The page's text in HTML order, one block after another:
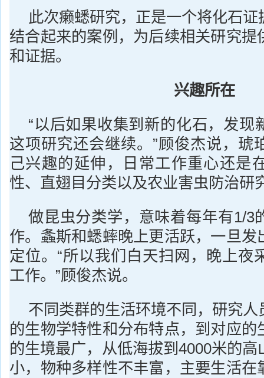
此次癞蟋研究，正是一个将化石
结合起来的案例，为后续相关研究提
和证据。
兴趣所在
“以后如果收集到新的化石，发现
这项研究还会继续。”顾俊杰说，琥
己兴趣的延伸，日常工作重心还是
性、直翅目分类以及农业害虫防治研
做昆虫分类学，意味着每年有1/3
作。螽斯和蟋蟀晚上更活跃，一旦发
定位。“所以我们白天扫网，晚上夜
工作。”顾俊杰说。
不同类群的生活环境不同，研究
的生物学特性和分布特点，到对应的
的生境最广，从低海拔到4000米的
小，物种多样性不丰富，主要生活在